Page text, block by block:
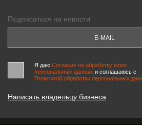
Подписаться на новости
Я даю Согласие на обработку моих
персональных данных и соглашаюсь c
Политикой обработки персональных
Написать владельцу бизнеса